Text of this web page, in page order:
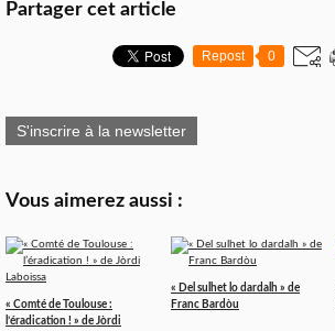
Partager cet article
Repost 0
S'inscrire à la newsletter
Vous aimerez aussi :
« Comté de Toulouse :
l’éradication ! » de Jòrdi
« Del sulhet lo dardalh » de
Franc Bardòu